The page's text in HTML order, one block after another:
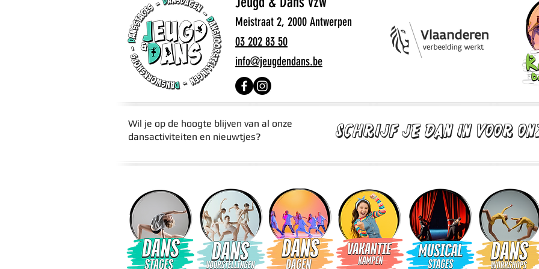
Meistraat 2, 2000 Antwerpen
03 202 83 50
info@jeugdendans.be
Wil je op de hoogte blijven van al onze
dansactiviteiten en nieuwtjes?
Schrijf je dan in voor